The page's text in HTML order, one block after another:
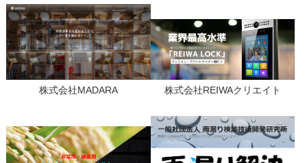
株式会社MADARA 株式会社REIWAクリエイト